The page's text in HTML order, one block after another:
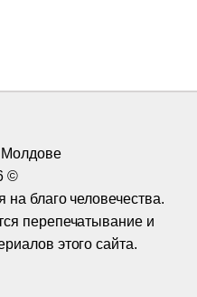
©
на благо человечества.
перепечатывание и
этого сайта.